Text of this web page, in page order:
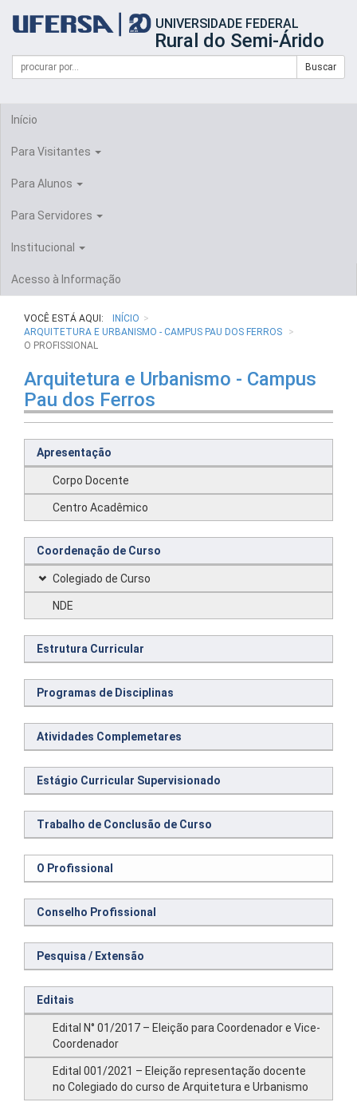
portal
UFERSA
UNIVERSIDADE FEDERAL
Rural do Semi-Árido
Formulário
Busca
Campo
de
Buscar
Início
Para Visitantes
Para Alunos
Para Servidores
Institucional
Acesso à Informação
VOCÊ ESTÁ AQUI:
INÍCIO
ARQUITETURA E URBANISMO - CAMPUS PAU DOS FERROS
O PROFISSIONAL
Arquitetura e Urbanismo - Campus
Pau dos Ferros
Apresentação
Corpo Docente
Centro Acadêmico
Coordenação de Curso
Colegiado de Curso
NDE
Estrutura Curricular
Programas de Disciplinas
Atividades Complemetares
Estágio Curricular Supervisionado
Trabalho de Conclusão de Curso
O Profissional
Conselho Profissional
Pesquisa / Extensão
Editais
Edital N° 01/2017 – Eleição para Coordenador e Vice-
Coordenador
Edital 001/2021 – Eleição representação docente
no Colegiado do curso de Arquitetura e Urbanismo